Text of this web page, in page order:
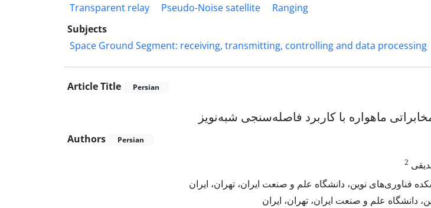
Transparent relay
Pseudo-Noise satellite
Ranging
Subjects
Space Ground Segment: receiving, transmitting, controlling and data processing
Article Title Persian
ماهواره‌ با کاربرد فاصله‌سنجی شبه‌نویز
Authors Persian
2
فناوری‌های نوین، دانشگاه علم و صنعت ایران، تهران، ایران
دانشگاه علم و صنعت ایران، تهران، ایران